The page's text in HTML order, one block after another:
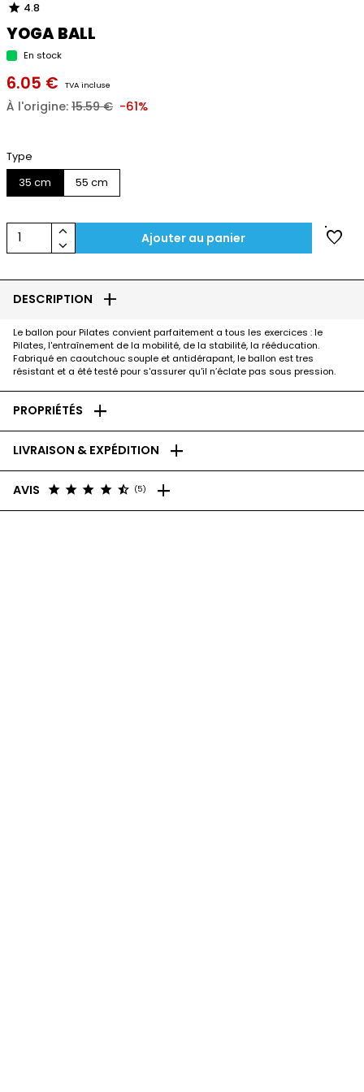
star 4.8
YOGA BALL
En stock
6.05 € TVA incluse
À l'origine: 15.59 € -61%
Type
35 cm
55 cm
1 keyboard_arrow_up
keyboard_arrow_down Ajouter au panier favorite
DESCRIPTION add
Le ballon pour Pilates convient parfaitement a tous les exercices : le
Pilates, l'entraînement de la mobilité, de la stabilité, la rééducation.
Fabriqué en caoutchouc souple et antidérapant, le ballon est tres
résistant et a été testé pour s'assurer qu'il n’éclate pas sous pression.
PROPRIÉTÉS add
LIVRAISON & EXPÉDITION add
AVIS star star star star star_half (5) add